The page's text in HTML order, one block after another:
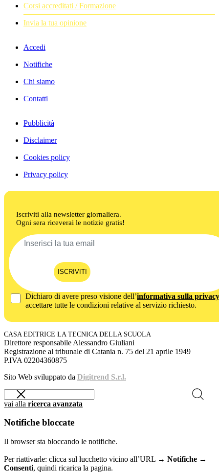
Corsi accreditati / Formazione
Invia la tua opinione
Accedi
Notifiche
Chi siamo
Contatti
Pubblicità
Disclaimer
Cookies policy
Privacy policy
Iscriviti alla newsletter giornaliera.
Ogni sera riceverai le notizie gratis!
ISCRIVITI
Dichiaro di avere preso visione dell’informativa sulla privacy
accettare tutte le condizioni relative al servizio richiesto.
CASA EDITRICE LA TECNICA DELLA SCUOLA
Direttore responsabile Alessandro Giuliani
Registrazione al tribunale di Catania n. 75 del 21 aprile 1949
P.IVA 02204360875
Sito Web sviluppato da Digitrend S.r.l.
vai alla ricerca avanzata
Notifiche bloccate
Il browser sta bloccando le notifiche.
Per riattivarle: clicca sul lucchetto vicino all’URL → Notifiche →
Consenti, quindi ricarica la pagina.